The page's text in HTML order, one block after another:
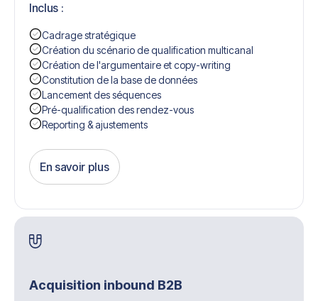
Inclus :
Cadrage stratégique
Création du scénario de qualification multicanal
Création de l'argumentaire et copy-writing
Constitution de la base de données
Lancement des séquences
Pré-qualification des rendez-vous
Reporting & ajustements
En savoir plus
Get Started
Acquisition inbound B2B